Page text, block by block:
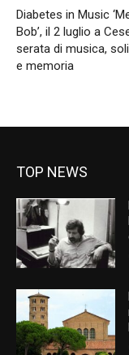
Diabetes in Music
Bob’, il 2 luglio a
serata di musica,
e memoria
TOP NEWS